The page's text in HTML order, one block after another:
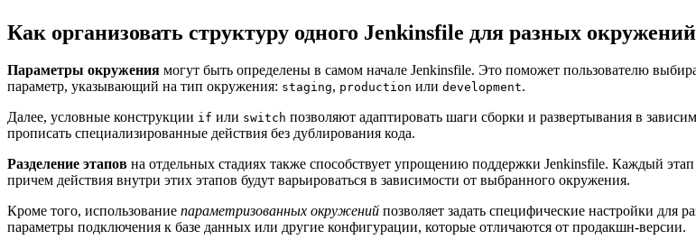
Как организовать структуру одного Jenkinsfile для разных окружений
Параметры окружения могут быть определены в самом начале Jenkinsfile. Это поможет пользователю
параметр, указывающий на тип окружения: staging, production или development.
Далее, условные конструкции if или switch позволяют адаптировать шаги сборки и развертывания в
прописать специализированные действия без дублирования кода.
Разделение этапов на отдельных стадиях также способствует упрощению поддержки Jenkinsfile. Каждый
причем действия внутри этих этапов будут варьироваться в зависимости от выбранного окружения.
Кроме того, использование параметризованных окружений позволяет задать специфические настройки для
параметры подключения к базе данных или другие конфигурации, которые отличаются от продакшн-версии.